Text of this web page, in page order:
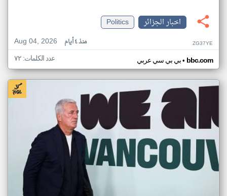
اخبار الجزائر
Politics
Aug 04, 2026
منذ ٤ أيام ZG37YE
بي بي سي عربي• bbc.com عدد الكلمات: ٧٢